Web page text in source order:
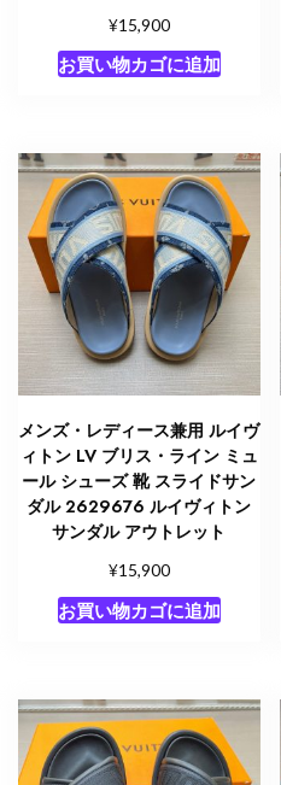
¥15,900
お買い物カゴに追加
メンズ・レディース兼用 ルイヴ
ィトン LV ブリス・ライン ミュ
ール シューズ 靴 スライドサン
ダル 2629676 ルイヴィトン
サンダル アウトレット
¥15,900
お買い物カゴに追加